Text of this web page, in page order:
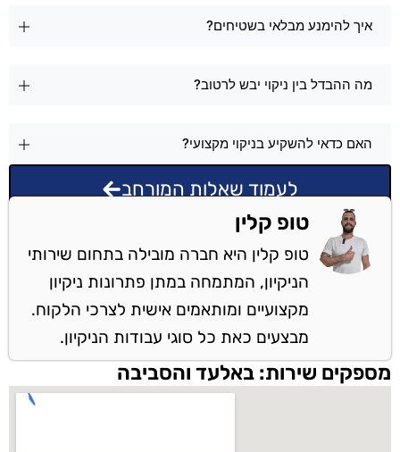
איך להימנע מבלאי בשטיחים?
מה ההבדל בין ניקוי יבש לרטוב?
האם כדאי להשקיע בניקוי מקצועי?
לעמוד שאלות המורחב
טופ קלין
טופ קלין היא חברה מובילה בתחום שירותי
הניקיון, המתמחה במתן פתרונות ניקיון
מקצועיים ומותאמים אישית לצרכי הלקוח.
מבצעים כאת כל סוגי עבודות הניקיון.
מספקים שירות: באלעד והסביבה